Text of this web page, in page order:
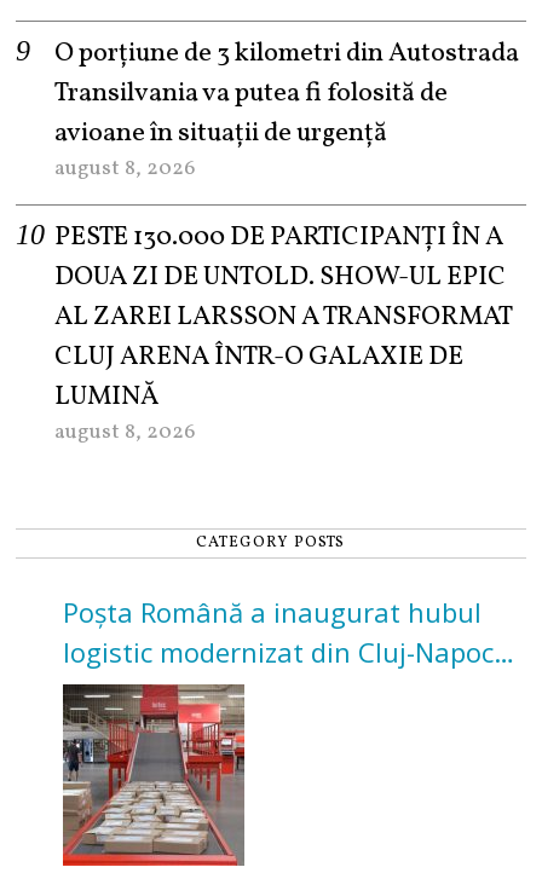
O porțiune de 3 kilometri din Autostrada
Transilvania va putea fi folosită de
avioane în situații de urgență
august 8, 2026
PESTE 130.000 DE PARTICIPANȚI ÎN A
DOUA ZI DE UNTOLD. SHOW-UL EPIC
AL ZAREI LARSSON A TRANSFORMAT
CLUJ ARENA ÎNTR-O GALAXIE DE
LUMINĂ
august 8, 2026
CATEGORY POSTS
Poșta Română a inaugurat hubul
logistic modernizat din Cluj-Napoca.
Investiție de 3 milioane de euro